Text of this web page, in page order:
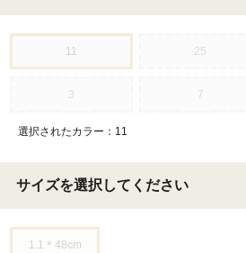
11 25
3 7
選択されたカラー：11
サイズを選択してください
1.1＊48cm